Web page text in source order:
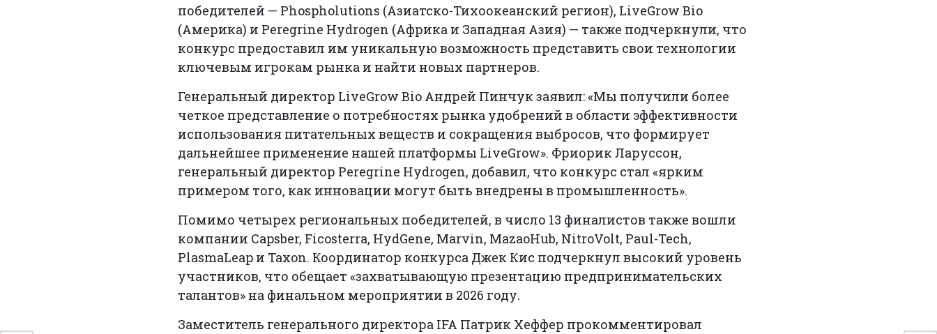
победителей — Phospholutions (Азиатско-Тихоокеанский регион), LiveGrow Bio
(Америка) и Peregrine Hydrogen (Африка и Западная Азия) — также подчеркнули, что
конкурс предоставил им уникальную возможность представить свои технологии
ключевым игрокам рынка и найти новых партнеров.
Генеральный директор LiveGrow Bio Андрей Пинчук заявил: «Мы получили более
четкое представление о потребностях рынка удобрений в области эффективности
использования питательных веществ и сокращения выбросов, что формирует
дальнейшее применение нашей платформы LiveGrow». Фриорик Ларуссон,
генеральный директор Peregrine Hydrogen, добавил, что конкурс стал «ярким
примером того, как инновации могут быть внедрены в промышленность».
Помимо четырех региональных победителей, в число 13 финалистов также вошли
компании Capsber, Ficosterra, HydGene, Marvin, MazaoHub, NitroVolt, Paul-Tech,
PlasmaLeap и Taxon. Координатор конкурса Джек Кис подчеркнул высокий уровень
участников, что обещает «захватывающую презентацию предпринимательских
талантов» на финальном мероприятии в 2026 году.
Заместитель генерального директора IFA Патрик Хеффер прокомментировал